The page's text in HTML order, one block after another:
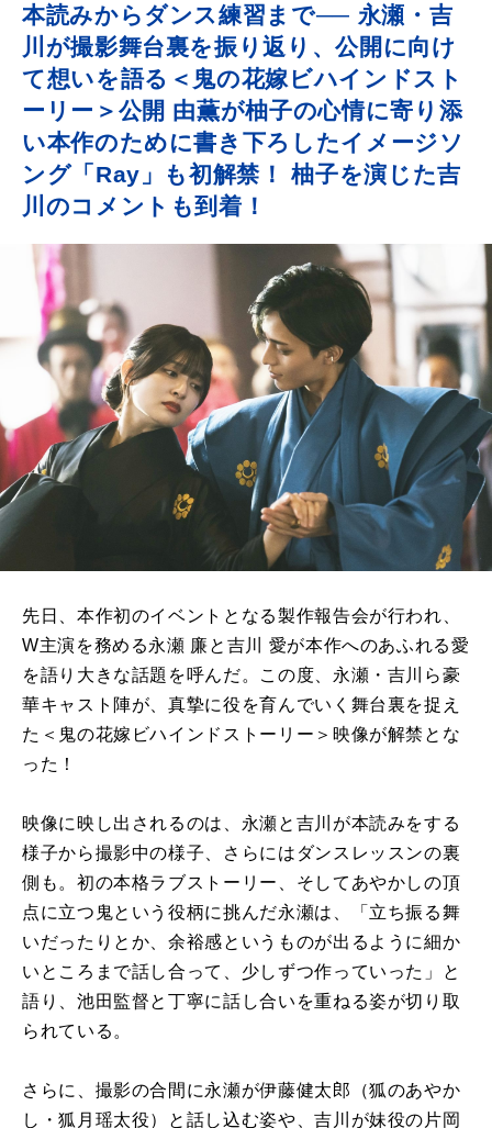
本読みからダンス練習まで── 永瀬・吉
川が撮影舞台裏を振り返り、公開に向け
て想いを語る＜鬼の花嫁ビハインドスト
ーリー＞公開 由薫が柚子の心情に寄り添
い本作のために書き下ろしたイメージソ
ング「Ray」も初解禁！ 柚子を演じた吉
川のコメントも到着！
先日、本作初のイベントとなる製作報告会が行われ、
W主演を務める永瀬 廉と吉川 愛が本作へのあふれる愛
を語り大きな話題を呼んだ。この度、永瀬・吉川ら豪
華キャスト陣が、真摯に役を育んでいく舞台裏を捉え
た＜鬼の花嫁ビハインドストーリー＞映像が解禁とな
った！
映像に映し出されるのは、永瀬と吉川が本読みをする
様子から撮影中の様子、さらにはダンスレッスンの裏
側も。初の本格ラブストーリー、そしてあやかしの頂
点に立つ鬼という役柄に挑んだ永瀬は、「立ち振る舞
いだったりとか、余裕感というものが出るように細か
いところまで話し合って、少しずつ作っていった」と
語り、池田監督と丁寧に話し合いを重ねる姿が切り取
られている。
さらに、撮影の合間に永瀬が伊藤健太郎（狐のあやか
し・狐月瑶太役）と話し込む姿や、吉川が妹役の片岡